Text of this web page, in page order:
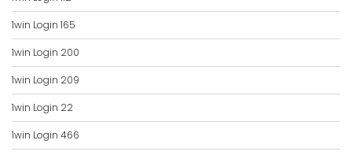
1win Login 165
1win Login 200
1win Login 209
1win Login 22
1win Login 466